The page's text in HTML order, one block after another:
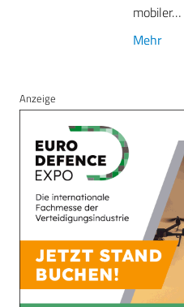
mobiler…
Mehr
Anzeige